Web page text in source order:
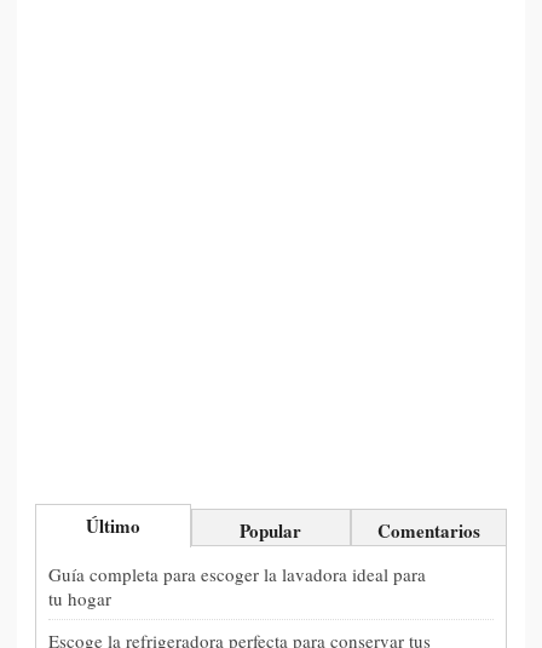
Último Popular Comentarios
Guía completa para escoger la lavadora ideal para
tu hogar
Escoge la refrigeradora perfecta para conservar tus